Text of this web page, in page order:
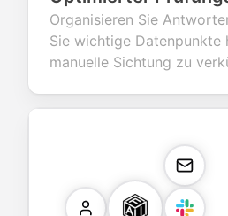
Organisieren Sie
Sie wichtige Datenpunkte
manuelle Sichtung zu